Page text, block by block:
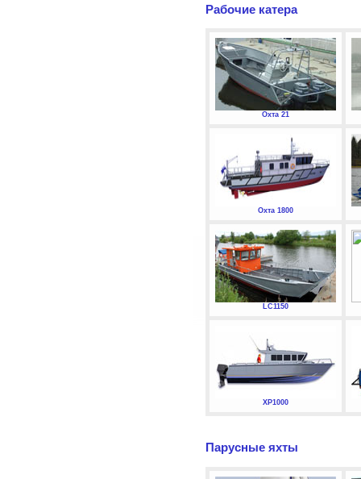
Рабочие катера
Охта 21
Охта 1800
LC1150
XP1000
Парусные яхты